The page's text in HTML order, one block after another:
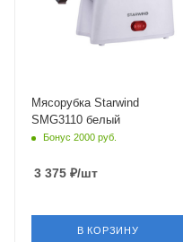
Мясорубка Starwind
SMG3110 белый
Бонус 2000 руб.
3 375 ₽/шт
В КОРЗИНУ